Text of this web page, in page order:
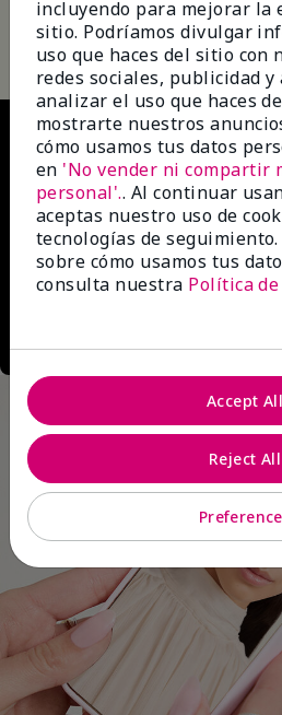
incluyendo para mejorar la
sitio. Podríamos divulgar
uso que haces del sitio con
redes sociales, publicidad
analizar el uso que haces
mostrarte nuestros
cómo usamos tus datos
en 'No vender ni compartir
personal'.. Al continuar
aceptas nuestro uso de
tecnologías de seguimiento.
sobre cómo usamos tus
consulta nuestra Política
Reject All
Accept All